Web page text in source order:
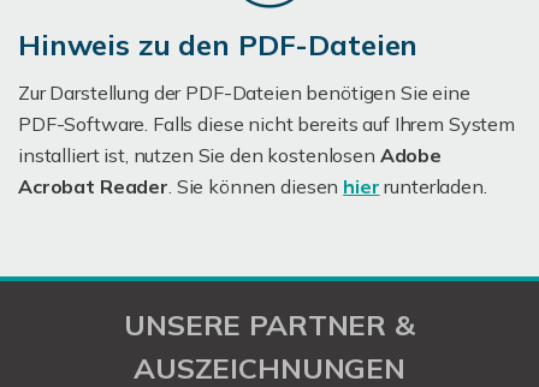
Hinweis zu den PDF-Dateien
Zur Darstellung der PDF-Dateien benötigen Sie eine
PDF-Software. Falls diese nicht bereits auf Ihrem System
installiert ist, nutzen Sie den kostenlosen Adobe
Acrobat Reader. Sie können diesen hier runterladen.
UNSERE PARTNER &
AUSZEICHNUNGEN